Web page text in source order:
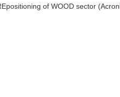
of WOOD sector